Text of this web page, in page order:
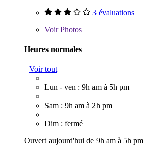
3 évaluations
VoirPhotos
Heures normales
Voir tout
Lun - ven : 9h am à 5h pm
Sam : 9h am à 2h pm
Dim : fermé
Ouvert aujourd'hui de 9h am à 5h pm